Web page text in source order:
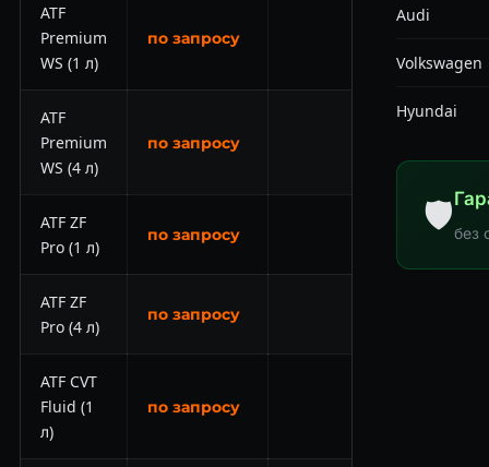
ATF
Premium
WS (1 л)
по запросу
ATF
Premium
WS (4 л)
по запросу
ATF ZF
Pro (1 л)
по запросу
ATF ZF
Pro (4 л)
по запросу
ATF CVT
Fluid (1
л)
по запросу
Audi
Volkswagen
Hyundai
🛡без